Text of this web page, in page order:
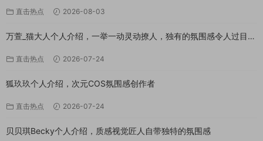
直击热点 2026-08-03
万萱_猫大人个人介绍，一举一动灵动撩人，独有的氛围感令人过目难
直击热点 2026-07-24
狐玖玖个人介绍，次元COS氛围感创作者
直击热点 2026-07-24
贝贝琪Becky个人介绍，质感视觉匠人自带独特的氛围感